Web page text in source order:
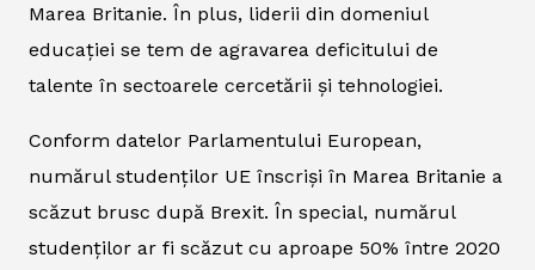
Marea Britanie. În plus, liderii din domeniul
educației se tem de agravarea deficitului de
talente în sectoarele cercetării și tehnologiei.
Conform datelor Parlamentului European,
numărul studenților UE înscriși în Marea Britanie a
scăzut brusc după Brexit. În special, numărul
studenților ar fi scăzut cu aproape 50% între 2020